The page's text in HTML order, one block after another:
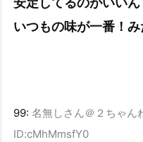
いつもの味が一番！
99: 名無しさん＠２ちゃん
ID:cMhMmsfY0